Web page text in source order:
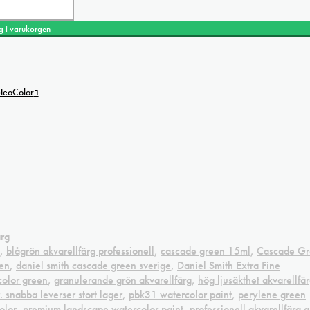
i varukorgen
, blågrön akvarellfärg professionell, cascade green 15ml, Cascade
, daniel smith cascade green sverige, Daniel Smith Extra Fine
green, granulerande grön akvarellfärg, hög ljusäkthet
leverser stort lager, pbk31 watercolor paint, perylene green